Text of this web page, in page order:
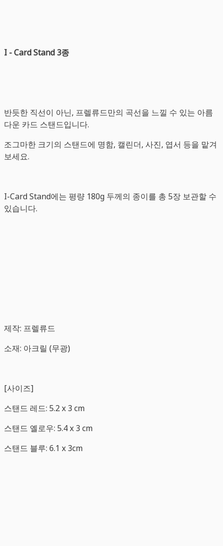
I - Card Stand 3종
반듯한 직선이 아닌, 프렐류드만의 곡선을 느낄 수 있는 아름
다운 카드 스탠드입니다.
조그마한 크기의 스탠드에 명함, 캘린더, 사진, 엽서 등을 맡겨
보세요.
I-Card Stand에는 평량 180g 두께의 종이를 총 5장 보관할 수
있습니다.
제작: 프렐류드
소재: 아크릴 (무광)
[사이즈]​
스탠드 레드: 5.2 x 3 cm
스탠드 옐로우: 5.4 x 3 cm
스탠드 블루: 6.1 x 3cm